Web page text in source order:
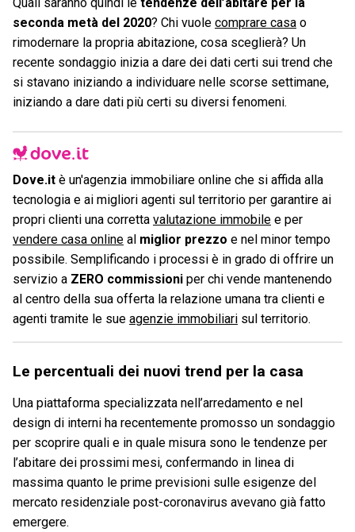
seconda metà del 2020? Chi vuole comprare casa o
rimodernare la propria abitazione, cosa sceglierà? Un
recente sondaggio inizia a dare dei dati certi sui trend che
si stavano iniziando a individuare nelle scorse settimane,
iniziando a dare dati più certi su diversi fenomeni.
Dove.it è un'agenzia immobiliare online che si affida alla
tecnologia e ai migliori agenti sul territorio per garantire ai
propri clienti una corretta valutazione immobile e per
vendere casa online al miglior prezzo e nel minor tempo
possibile. Semplificando i processi è in grado di offrire un
servizio a ZERO commissioni per chi vende mantenendo
al centro della sua offerta la relazione umana tra clienti e
agenti tramite le sue agenzie immobiliari sul territorio.
Le percentuali dei nuovi trend per la casa
Una piattaforma specializzata nell’arredamento e nel
design di interni ha recentemente promosso un sondaggio
per scoprire quali e in quale misura sono le tendenze per
l’abitare dei prossimi mesi, confermando in linea di
massima quanto le prime previsioni sulle esigenze del
mercato residenziale post-coronavirus avevano già fatto
emergere.